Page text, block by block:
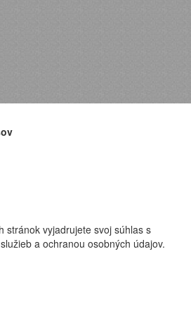
stránok vyjadrujete svoj súhlas s
a ochranou osobných údajov.